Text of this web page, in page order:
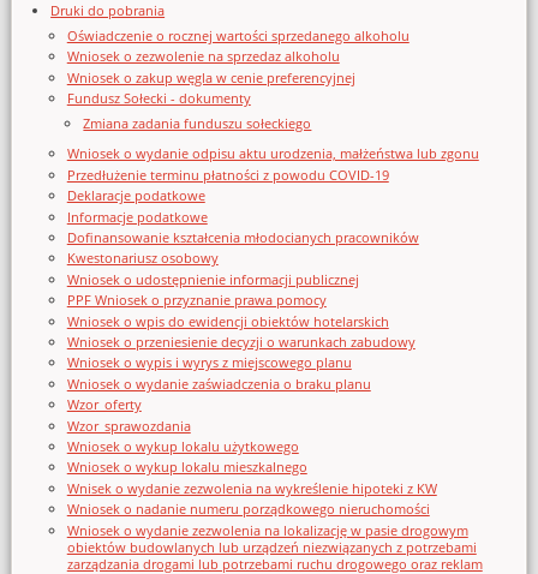
Druki do pobrania
Oświadczenie o rocznej wartości sprzedanego alkoholu
Wniosek o zezwolenie na sprzedaz alkoholu
Wniosek o zakup węgla w cenie preferencyjnej
Fundusz Sołecki - dokumenty
Zmiana zadania funduszu sołeckiego
Wniosek o wydanie odpisu aktu urodzenia, małżeństwa lub zgonu
Przedłużenie terminu płatności z powodu COVID-19
Deklaracje podatkowe
Informacje podatkowe
Dofinansowanie kształcenia młodocianych pracowników
Kwestonariusz osobowy
Wniosek o udostępnienie informacji publicznej
PPF Wniosek o przyznanie prawa pomocy
Wniosek o wpis do ewidencji obiektów hotelarskich
Wniosek o przeniesienie decyzji o warunkach zabudowy
Wniosek o wypis i wyrys z miejscowego planu
Wniosek o wydanie zaświadczenia o braku planu
Wzor_oferty
Wzor_sprawozdania
Wniosek o wykup lokalu użytkowego
Wniosek o wykup lokalu mieszkalnego
Wnisek o wydanie zezwolenia na wykreślenie hipoteki z KW
Wniosek o nadanie numeru porządkowego nieruchomości
Wniosek o wydanie zezwolenia na lokalizację w pasie drogowym
obiektów budowlanych lub urządzeń niezwiązanych z potrzebami
zarządzania drogami lub potrzebami ruchu drogowego oraz reklam